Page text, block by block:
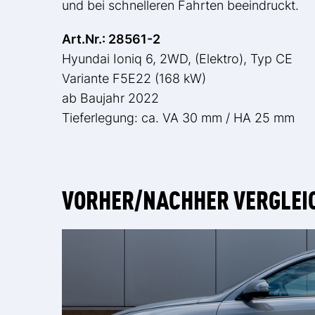
und bei schnelleren Fahrten beeindruckt.
Art.Nr.: 28561-2
Hyundai Ioniq 6, 2WD, (Elektro), Typ CE
Variante F5E22 (168 kW)
ab Baujahr 2022
Tieferlegung: ca. VA 30 mm / HA 25 mm
VORHER/NACHHER